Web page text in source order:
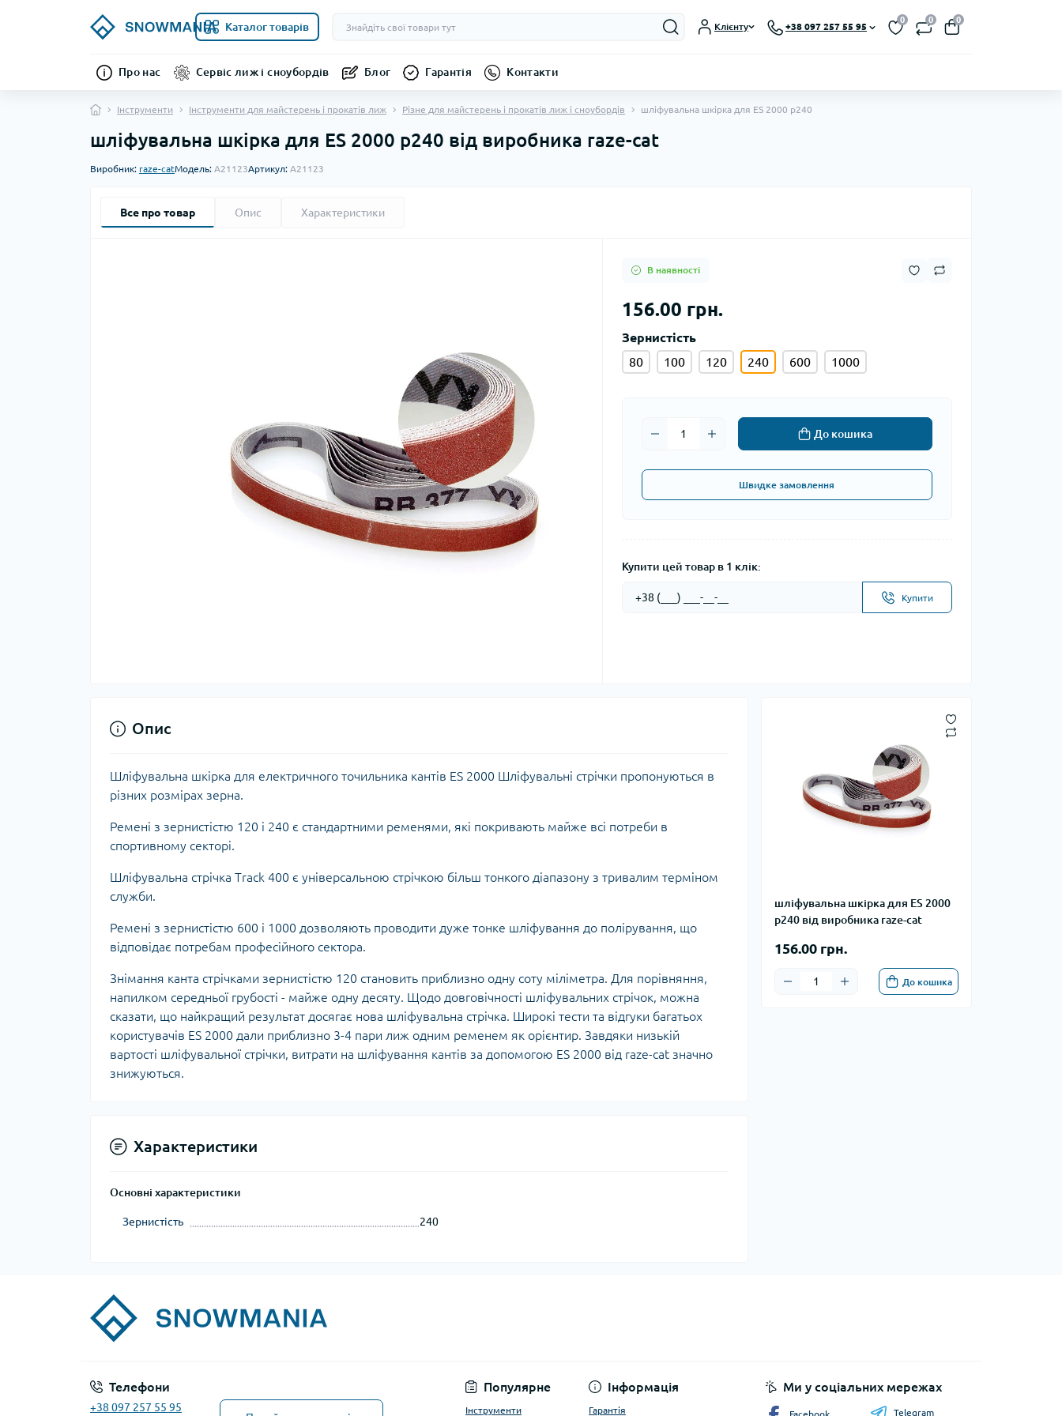
Каталог товарів Клієнту +38 097 257 55 95
0 0 0
Про нас Сервіс лиж і сноубордів Блог Гарантія Контакти
Інструменти Інструменти для майстерень і прокатів лиж Різне для майстерень і прокатів лиж і сноубордів шліфувальна шкірка для ES 2000 p240
шліфувальна шкірка для ES 2000 p240 від виробника raze-cat
Виробник: raze-catМодель: A21123Артикул: A21123
Все про товар Опис Характеристики
В наявності
156.00 грн.
Зернистість
80
100 120 240 600 1000
До кошика
Швидке замовлення
Купити цей товар в 1 клік:
Купити
шліфувальна шкірка для ES 2000
p240 від виробника raze-cat
156.00 грн.
До кошика
Опис
Шліфувальна шкірка для електричного точильника кантів ES 2000 Шліфувальні стрічки пропонуються в
різних розмірах зерна.
Ремені з зернистістю 120 і 240 є стандартними ременями, які покривають майже всі потреби в
спортивному секторі.
Шліфувальна стрічка Track 400 є універсальною стрічкою більш тонкого діапазону з тривалим терміном
служби.
Ремені з зернистістю 600 і 1000 дозволяють проводити дуже тонке шліфування до полірування, що
відповідає потребам професійного сектора.
Знімання канта стрічками зернистістю 120 становить приблизно одну соту міліметра. Для порівняння,
напилком середньої грубості - майже одну десяту. Щодо довговічності шліфувальних стрічок, можна
сказати, що найкращий результат досягає нова шліфувальна стрічка. Широкі тести та відгуки багатьох
користувачів ES 2000 дали приблизно 3-4 пари лиж одним ременем як орієнтир. Завдяки низькій
вартості шліфувальної стрічки, витрати на шліфування кантів за допомогою ES 2000 від raze-cat значно
знижуються.
Характеристики
Основні характеристики
Зернистість 240
Телефони
+38 097 257 55 95
Популярне
Інструменти
Інформація
Гарантія
Ми у соціальних мережах
Telegram